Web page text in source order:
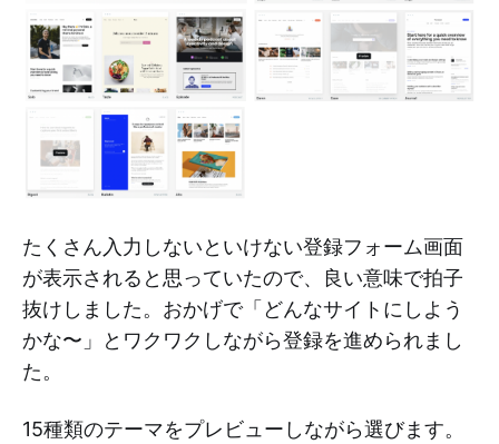
たくさん入力しないといけない登録フォーム画面
が表示されると思っていたので、良い意味で拍子
抜けしました。おかげで「どんなサイトにしよう
かな〜」とワクワクしながら登録を進められまし
た。
15種類のテーマをプレビューしながら選びます。